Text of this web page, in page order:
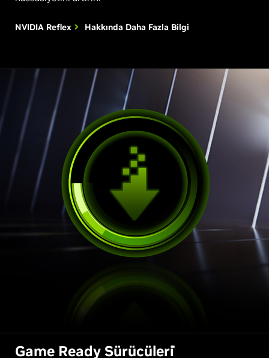
nişan alın, daha hızlı tepki verin ve nişan alma
hassasiyetini artırın.